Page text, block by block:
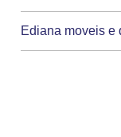
Ediana moveis e